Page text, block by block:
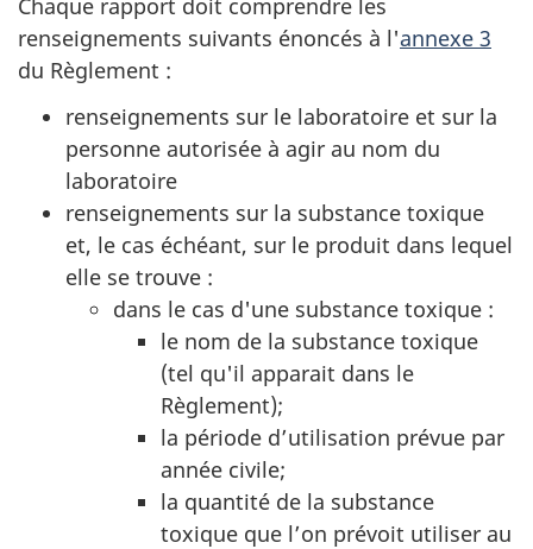
Chaque rapport doit comprendre les
renseignements suivants énoncés à l'annexe 3
du Règlement :
renseignements sur le laboratoire et sur la
personne autorisée à agir au nom du
laboratoire
renseignements sur la substance toxique
et, le cas échéant, sur le produit dans lequel
elle se trouve :
dans le cas d'une substance toxique :
le nom de la substance toxique
(tel qu'il apparait dans le
Règlement);
la période d’utilisation prévue par
année civile;
la quantité de la substance
toxique que l’on prévoit utiliser au